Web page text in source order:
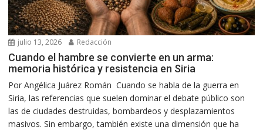
julio 13, 2026 Redacción
Cuando el hambre se convierte en un arma:
memoria histórica y resistencia en Siria
Por Angélica Juárez Román Cuando se habla de la guerra en
Siria, las referencias que suelen dominar el debate público son
las de ciudades destruidas, bombardeos y desplazamientos
masivos. Sin embargo, también existe una dimensión que ha